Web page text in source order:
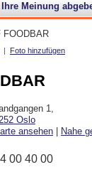
Ihre Meinung
| Foto hinzufügen
1
Oslo
ansehen | Nahe
00 40 00